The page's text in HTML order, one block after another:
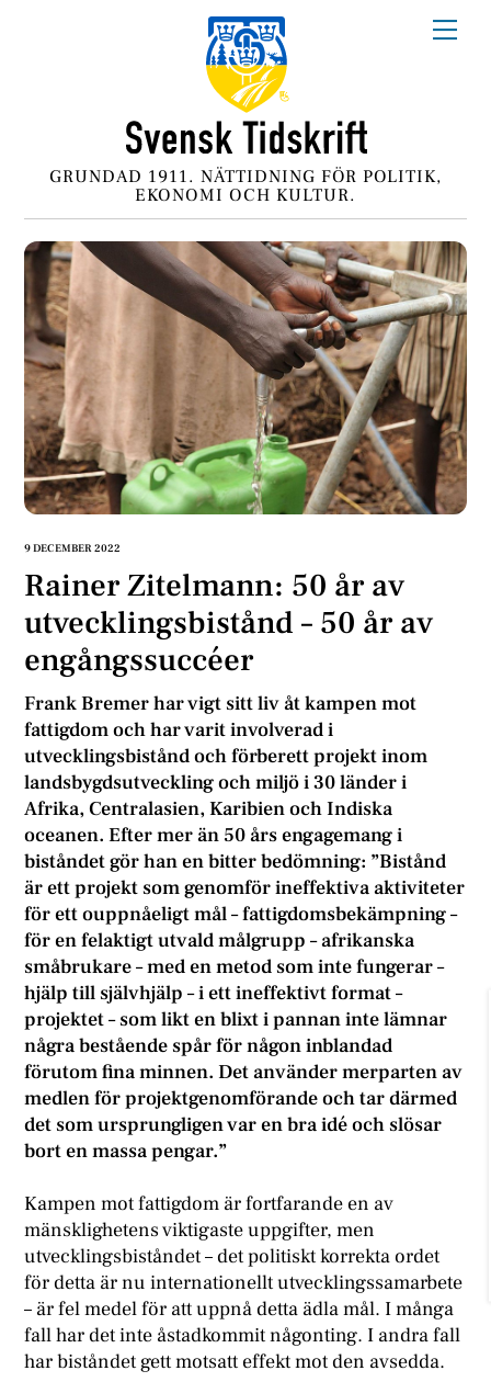
GRUNDAD 1911. NÄTTIDNING FÖR POLITIK,
EKONOMI OCH KULTUR.
9 DECEMBER 2022
Rainer Zitelmann: 50 år av
utvecklingsbistånd – 50 år av
engångssuccéer
Frank Bremer har vigt sitt liv åt kampen mot
fattigdom och har varit involverad i
utvecklingsbistånd och förberett projekt inom
landsbygdsutveckling och miljö i 30 länder i
Afrika, Centralasien, Karibien och Indiska
oceanen. Efter mer än 50 års engagemang i
biståndet gör han en bitter bedömning: ”Bistånd
är ett projekt som genomför ineffektiva aktiviteter
för ett ouppnåeligt mål – fattigdomsbekämpning –
för en felaktigt utvald målgrupp – afrikanska
småbrukare – med en metod som inte fungerar –
hjälp till självhjälp – i ett ineffektivt format –
projektet – som likt en blixt i pannan inte lämnar
några bestående spår för någon inblandad
förutom fina minnen. Det använder merparten av
medlen för projektgenomförande och tar därmed
det som ursprungligen var en bra idé och slösar
bort en massa pengar.”
Kampen mot fattigdom är fortfarande en av
mänsklighetens viktigaste uppgifter, men
utvecklingsbiståndet – det politiskt korrekta ordet
för detta är nu internationellt utvecklingssamarbete
– är fel medel för att uppnå detta ädla mål. I många
fall har det inte åstadkommit någonting. I andra fall
har biståndet gett motsatt effekt mot den avsedda.